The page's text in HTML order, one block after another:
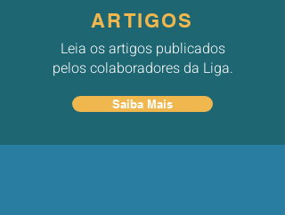
ARTIGOS
Leia os artigos publicados
pelos colaboradores da Liga.
Saiba Mais